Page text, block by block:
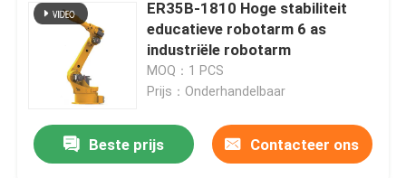
Nieuws
Gevallen
ER35B-1810 Hoge stabiliteit
educatieve robotarm 6 as
industriële robotarm
MOQ：1 PCS
Prijs：Onderhandelbaar
Beste prijs Contacteer ons